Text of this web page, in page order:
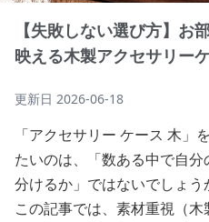
【失敗しない選び方】お
映える木製アクセサリー
更新日 2026-06-18
「アクセサリー ケース 木」
たいのは、「数ある中で自
分けるか」ではないでしょう
この記事では、素材重視（